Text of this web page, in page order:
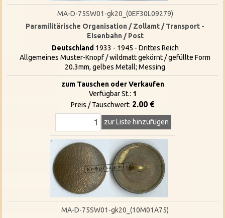
MA-D-75SW01-gk20_(0EF30L09279)
Paramilitärische Organisation / Zollamt / Transport -
Eisenbahn / Post
Deutschland 1933 - 1945 - Drittes Reich
Allgemeines Muster-Knopf / wildmatt gekörnt / gefüllte Form
20.3mm, gelbes Metall; Messing
zum Tauschen oder Verkaufen
Verfügbar St.: 1
Preis / Tauschwert: 2.00 €
zur Liste hinzufügen
MA-D-75SW01-gk20_(10M01A75)